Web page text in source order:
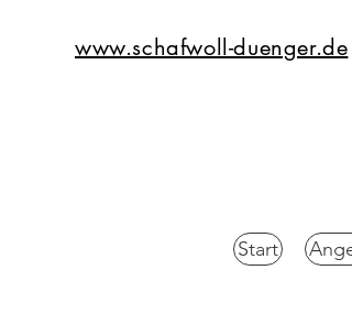
www.schafwoll-duenger.de
Start